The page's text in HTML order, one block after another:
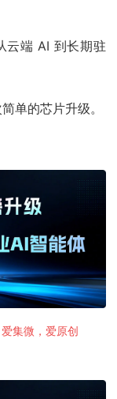
云端 AI 到长期驻
单的芯片升级。
集微，爱原创